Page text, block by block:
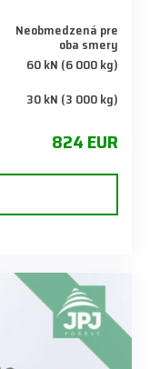
Neobmedzená pre
oba smery
60 kN (6 000 kg)
30 kN (3 000 kg)
824 EUR